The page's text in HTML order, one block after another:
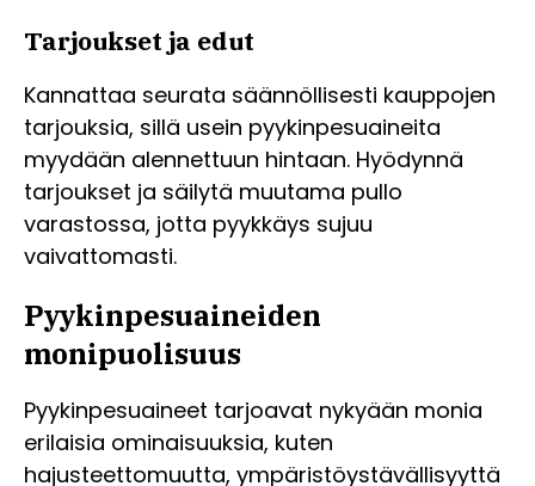
Tarjoukset ja edut
Kannattaa seurata säännöllisesti kauppojen
tarjouksia, sillä usein pyykinpesuaineita
myydään alennettuun hintaan. Hyödynnä
tarjoukset ja säilytä muutama pullo
varastossa, jotta pyykkäys sujuu
vaivattomasti.
Pyykinpesuaineiden
monipuolisuus
Pyykinpesuaineet tarjoavat nykyään monia
erilaisia ominaisuuksia, kuten
hajusteettomuutta, ympäristöystävällisyyttä